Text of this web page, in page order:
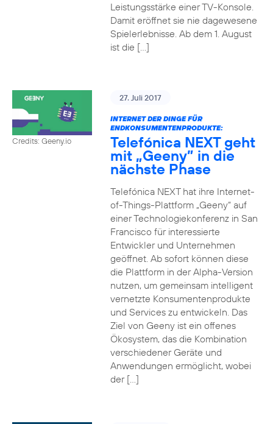
Leistungsstärke einer TV-Konsole.
Damit eröffnet sie nie dagewesene
Spielerlebnisse. Ab dem 1. August
ist die […]
Credits: Geeny.io
27. Juli 2017
INTERNET DER DINGE FÜR
ENDKONSUMENTENPRODUKTE:
Telefónica NEXT geht
mit „Geeny” in die
nächste Phase
Telefónica NEXT hat ihre Internet-
of-Things-Plattform „Geeny“ auf
einer Technologiekonferenz in San
Francisco für interessierte
Entwickler und Unternehmen
geöffnet. Ab sofort können diese
die Plattform in der Alpha-Version
nutzen, um gemeinsam intelligent
vernetzte Konsumentenprodukte
und Services zu entwickeln. Das
Ziel von Geeny ist ein offenes
Ökosystem, das die Kombination
verschiedener Geräte und
Anwendungen ermöglicht, wobei
der […]